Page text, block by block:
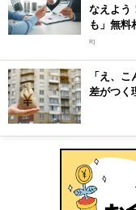
なえよう
も」無料
R]
「え、
差がつく